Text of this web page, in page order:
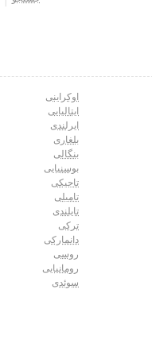
اوکراینی
ایتالیایی
ایرلندی
بلغاری
بنگالی
بوسنیایی
تاجیکی
تامیلی
تایلندی
ترکی
دانمارکی
روسی
رومانیایی
سوئدی